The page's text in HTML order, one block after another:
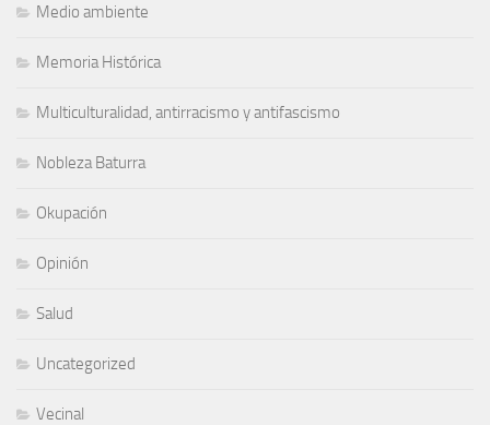
Medio ambiente
Memoria Histórica
Multiculturalidad, antirracismo y antifascismo
Nobleza Baturra
Okupación
Opinión
Salud
Uncategorized
Vecinal